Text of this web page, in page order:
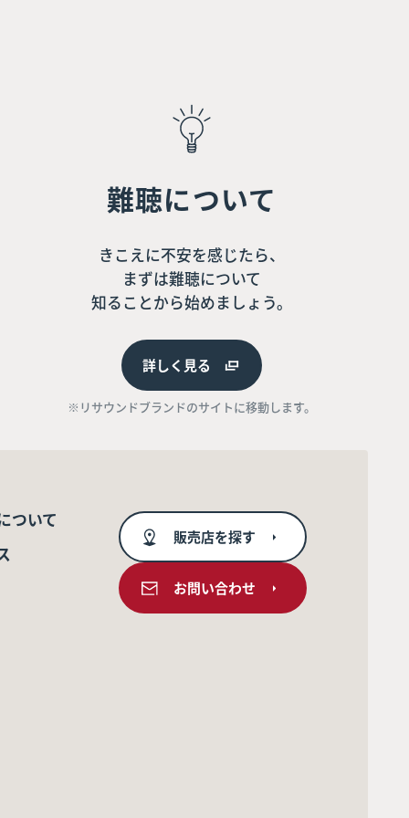
難聴について
きこえに不安を感じたら、
まずは難聴について
知ることから始めましょう。
詳しく見る
※リサウンドブランドのサイトに移動します。
ついて
販売店を探す
お問い合わせ